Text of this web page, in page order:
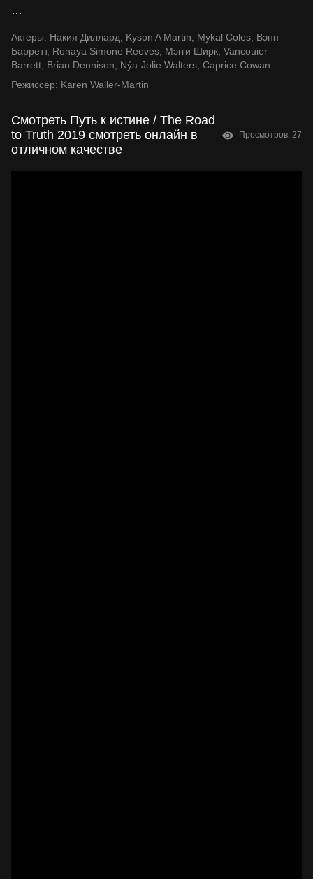
…
Актеры: Накия Диллард, Kyson A Martin, Mykal Coles, Вэнн
Барретт, Ronaya Simone Reeves, Мэгги Ширк, Vancouier
Barrett, Brian Dennison, Nýa-Jolie Walters, Caprice Cowan
Режиссёр: Karen Waller-Martin
Смотреть Путь к истине / The Road
to Truth 2019 смотреть онлайн в
отличном качестве
Просмотров: 27